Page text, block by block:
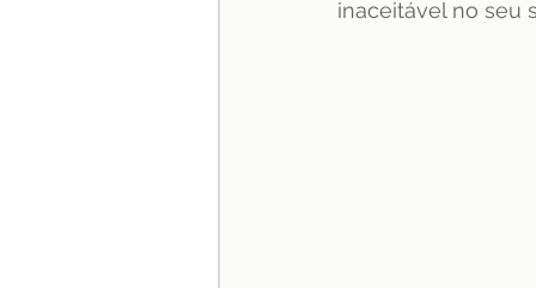
inaceitável no seu